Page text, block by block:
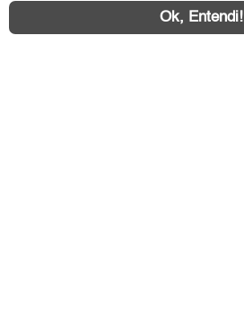
Ok, Entendi!